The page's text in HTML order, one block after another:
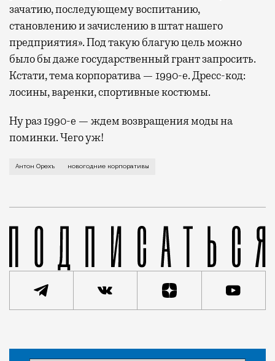
зачатию, последующему воспитанию,
становлению и зачислению в штат нашего
предприятия». Под такую благую цель можно
было бы даже государственный грант запросить.
Кстати, тема корпоратива — 1990-е. Дресс-код:
лосины, варенки, спортивные костюмы.
Ну раз 1990-е — ждем возвращения моды на
поминки. Чего уж!
В этом году 49% компаний не планируют
Антон Орехъ новогодние корпоративы
Статья
Антон Орехъ